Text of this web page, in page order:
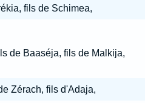
fils de Schimea,
de Baaséja, fils de Malkija,
Zérach, fils d'Adaja,